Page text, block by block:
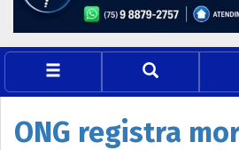
ONG registra